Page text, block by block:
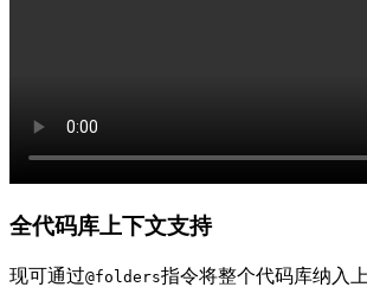
全代码库上下文支持
现可通过@folders指令将整个代码库纳入